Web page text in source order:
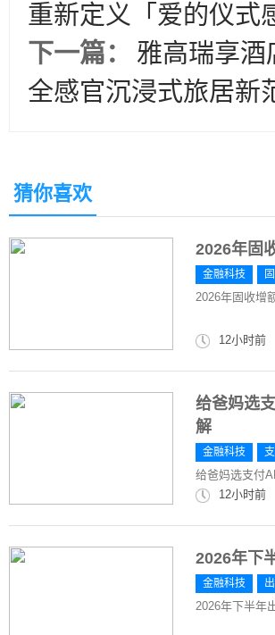
重新定义「爱的仪式
下一篇：
雅高瑞享酒
全感官沉浸式旅居新
猜你喜欢
2026年固
金融科技
2026年固收增
12小时前
给爸妈选
解
金融科技
给爸妈选支付
12小时前
2026年下
金融科技
2026年下半年